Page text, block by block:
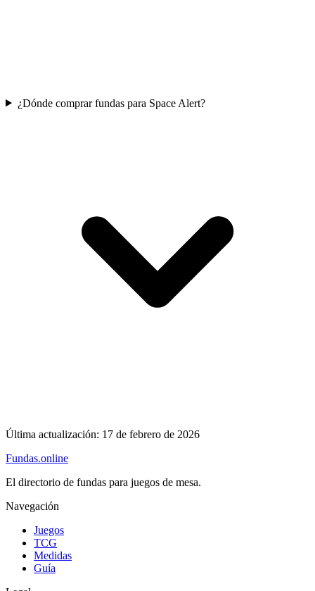
¿Dónde comprar fundas para Space Alert?
Última actualización: 17 de febrero de 2026
Fundas.online
El directorio de fundas para juegos de mesa.
Navegación
Juegos
TCG
Medidas
Guía